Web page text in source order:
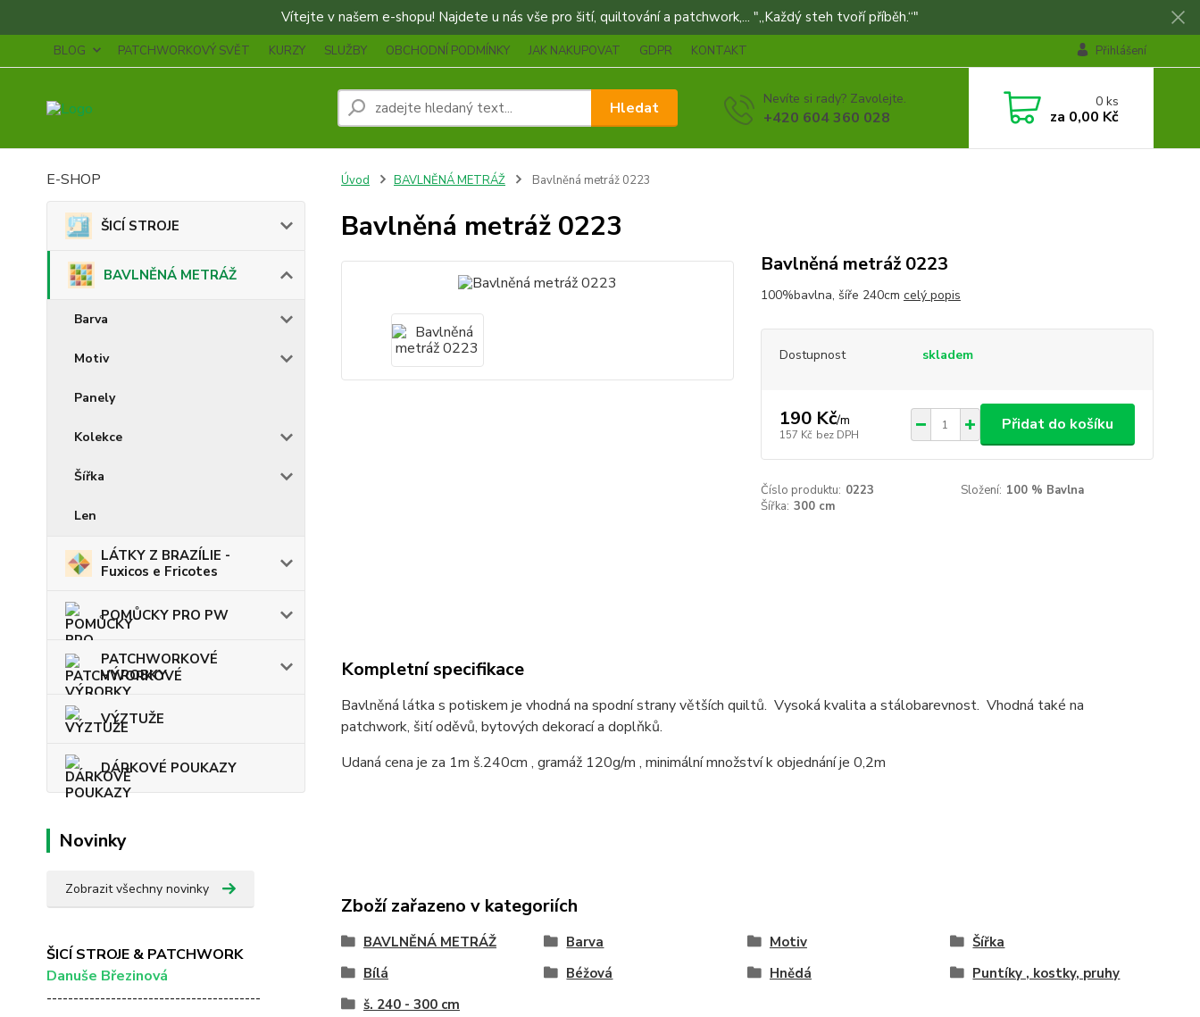
Vítejte v našem e-shopu! Najdete u nás vše pro šití, quiltování a patchwork,... "„Každý steh tvoří příběh.“"
BLOG PATCHWORKOVÝ SVĚT KURZY SLUŽBY OBCHODNÍ PODMÍNKY JAK NAKUPOVAT GDPR KONTAKT Přihlášení
Hledat Nevíte si rady? Zavolejte.
+420 604 360 028
0ks
za 0,00 Kč
E-SHOP
ŠICÍ STROJE
BAVLNĚNÁ METRÁŽ
Barva
Motiv
Panely
Kolekce
Šířka
Len
LÁTKY Z BRAZÍLIE -
Fuxicos e Fricotes
POMŮCKY PRO PW
PATCHWORKOVÉ
VÝROBKY
VÝZTUŽE
DÁRKOVÉ POUKAZY
Novinky
Zobrazit všechny novinky
ŠICÍ STROJE & PATCHWORK
Danuše Březinová
----------------------------------------
Úvod BAVLNĚNÁ METRÁŽ Bavlněná metráž 0223
Bavlněná metráž 0223
Bavlněná metráž 0223
100%bavlna, šíře 240cm celý popis
Dostupnost skladem
190 Kč/m
157 Kč bez DPH
Přidat do košíku
Číslo produktu: 0223 Složení: 100 % Bavlna
Šířka: 300 cm
Kompletní specifikace
Bavlněná látka s potiskem je vhodná na spodní strany větších quiltů. Vysoká kvalita a stálobarevnost. Vhodná také na
patchwork, šití oděvů, bytových dekorací a doplňků.
Udaná cena je za 1m š.240cm , gramáž 120g/m , minimální množství k objednání je 0,2m
Zboží zařazeno v kategoriích
BAVLNĚNÁ METRÁŽ Barva Motiv
Šířka
Bílá
Béžová Hnědá
Puntíky , kostky, pruhy
š. 240 - 300 cm